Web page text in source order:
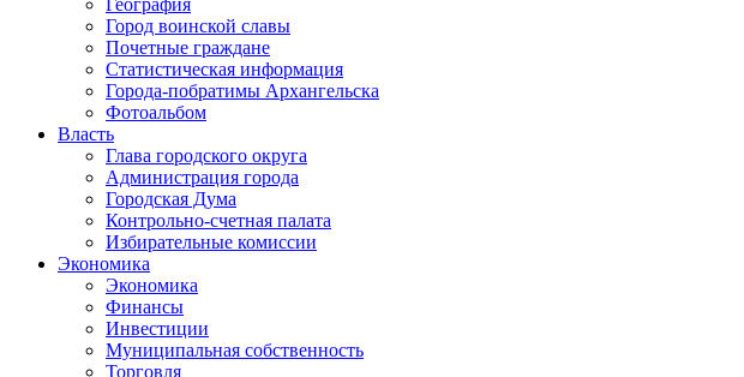
География
Город воинской славы
Почетные граждане
Статистическая информация
Города-побратимы Архангельска
Фотоальбом
Власть
Глава городского округа
Администрация города
Городская Дума
Контрольно-счетная палата
Избирательные комиссии
Экономика
Экономика
Финансы
Инвестиции
Муниципальная собственность
Торговля